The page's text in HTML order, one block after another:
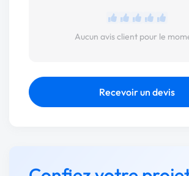
Aucun avis client pour le
Recevoir un devis